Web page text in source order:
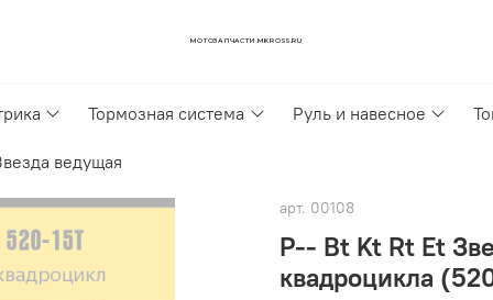
МОТОЗАПЧАСТИ MKROSS.RU
Тормозная система Руль и навесное
ведущая
арт. 00108
P-- Bt Kt Rt Et
квадроцикла